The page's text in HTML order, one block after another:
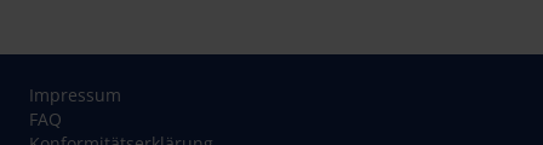
Impressum
FAQ